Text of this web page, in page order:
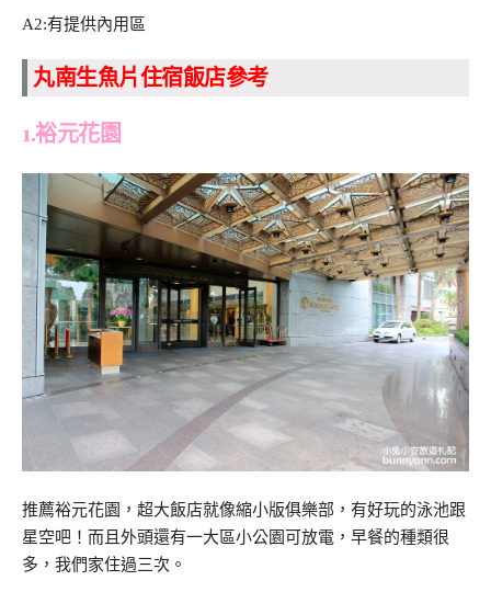
A2:有提供內用區
丸南生魚片住宿飯店參考
1.裕元花園
推薦裕元花園，超大飯店就像縮小版俱樂部，有好玩的泳池跟
星空吧！而且外頭還有一大區小公園可放電，早餐的種類很
多，我們家住過三次。